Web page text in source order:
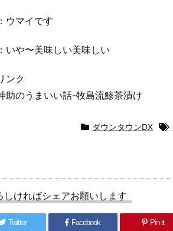
ウマイです
いや〜美味しい美味しい
ンク
助のうまいい話-牧島流鯵茶漬け
ダウンタウンDX
しければシェアお願いします
Twitter Facebook Pin it